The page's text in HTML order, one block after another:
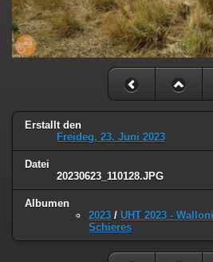
Erstallt den
Freideg, 23. Juni 2023
Datei
20230623_110128.JPG
Albumen
2023 / UHT 2023 -
Schieres